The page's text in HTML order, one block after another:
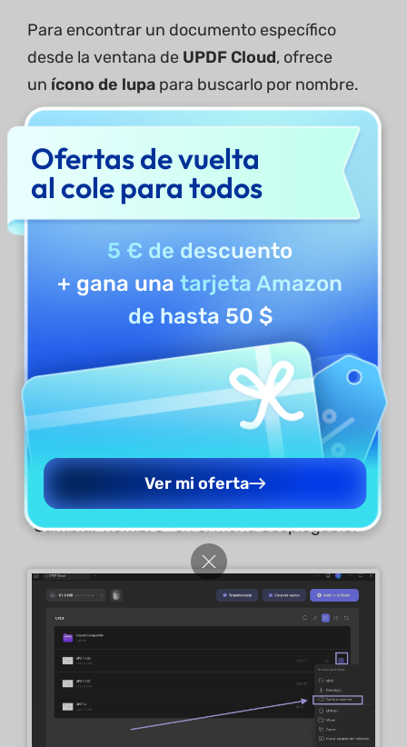
Para encontrar un documento específico
desde la ventana de UPDF Cloud, ofrece
un ícono de lupa para buscarlo por nombre.
Cambiar el nombre de los archivos
Para cambiar el nombre de un archivo
específico, seleccione el ícono de "
puntos" adyacente al archivo y seleccione
"Cambiar nombre" en el menú desplegable.
Ofertas de vuelta
al cole para todos
5 € de descuento
+ gana unatarjeta Amazon
de hasta 50 $
Ver mi oferta